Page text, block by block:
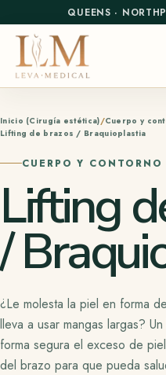
QUEENS ·
Inicio (Cirugía estética) Cuerpo y
Lifting de brazos / Braquioplastia
CUERPO Y CONTORNO
Lifting
/
¿Le molesta la piel en forma
lleva a usar mangas largas? Un
forma segura el exceso de
del brazo para que pueda